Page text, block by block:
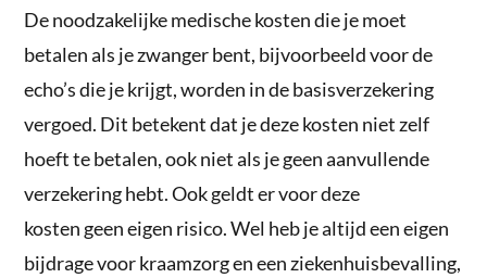
De noodzakelijke medische kosten die je moet
betalen als je zwanger bent, bijvoorbeeld voor de
echo’s die je krijgt, worden in de basisverzekering
vergoed. Dit betekent dat je deze kosten niet zelf
hoeft te betalen, ook niet als je geen aanvullende
verzekering hebt. Ook geldt er voor deze
kosten geen eigen risico. Wel heb je altijd een eigen
bijdrage voor kraamzorg en een ziekenhuisbevalling,